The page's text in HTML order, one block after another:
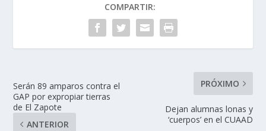
COMPARTIR:
Serán 89 amparos contra el
GAP por expropiar tierras
de El Zapote
ANTERIOR
PRÓXIMO
Dejan alumnas lonas y
‘cuerpos’ en el CUAAD